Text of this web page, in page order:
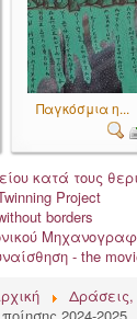
Παγκόσμια η...
κατά τους
Project
borders
- the
Δράσεις,